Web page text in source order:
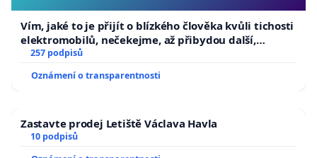
Vím, jaké to je přijít o blízkého člověka kvůli tichosti
elektromobilů, nečekejme, až přibydou další,
zaveďme slyšitelná auta!
257 podpisů
Oznámení o transparentnosti
Zastavte prodej Letiště Václava Havla
10 podpisů